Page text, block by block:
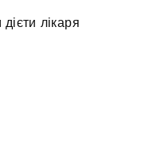
лікаря